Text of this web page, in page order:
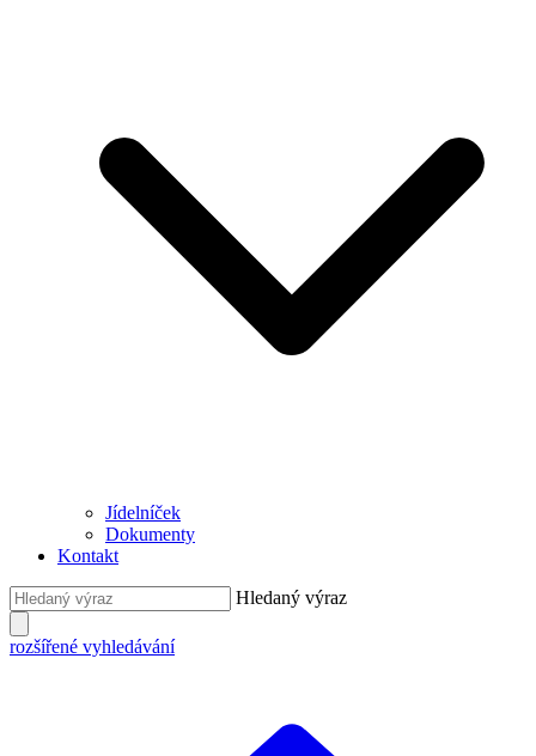
Jídelníček
Dokumenty
Kontakt
Hledaný výraz
rozšířené vyhledávání